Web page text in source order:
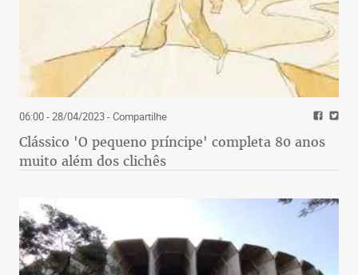
06:00 - 28/04/2023- Compartilhe
Clássico 'O pequeno príncipe' completa 80 anos
muito além dos clichês